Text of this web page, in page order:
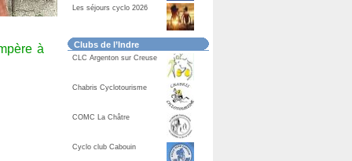
à
Les séjours cyclo 2026
Clubs de l’Indre
CLC Argenton sur Creuse
Chabris Cyclotourisme
COMC La Châtre
Cyclo club Cabouin